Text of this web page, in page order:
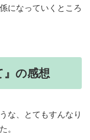
になっていくところ
』の感想
な、とてもすんなり
。